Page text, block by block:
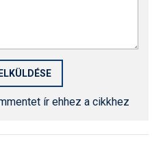
ír ehhez a cikkhez